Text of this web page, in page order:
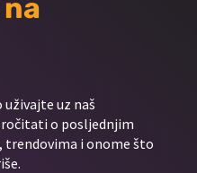
uživajte uz naš
o posljednjim
trendovima i onome što